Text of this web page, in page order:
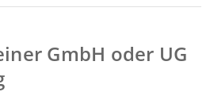
GmbH oder UG